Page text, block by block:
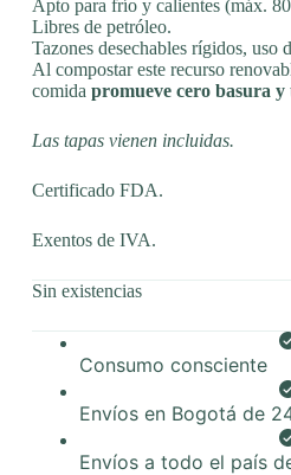
Apto para frío y calientes (máx.
Libres de petróleo.
Tazones desechables rígidos, uso
Al compostar este recurso
comida promueve cero basura
Las tapas vienen incluidas.
Certificado FDA.
Exentos de IVA.
Sin existencias
Consumo consciente
Envíos en Bogotá de
Envíos a todo el país